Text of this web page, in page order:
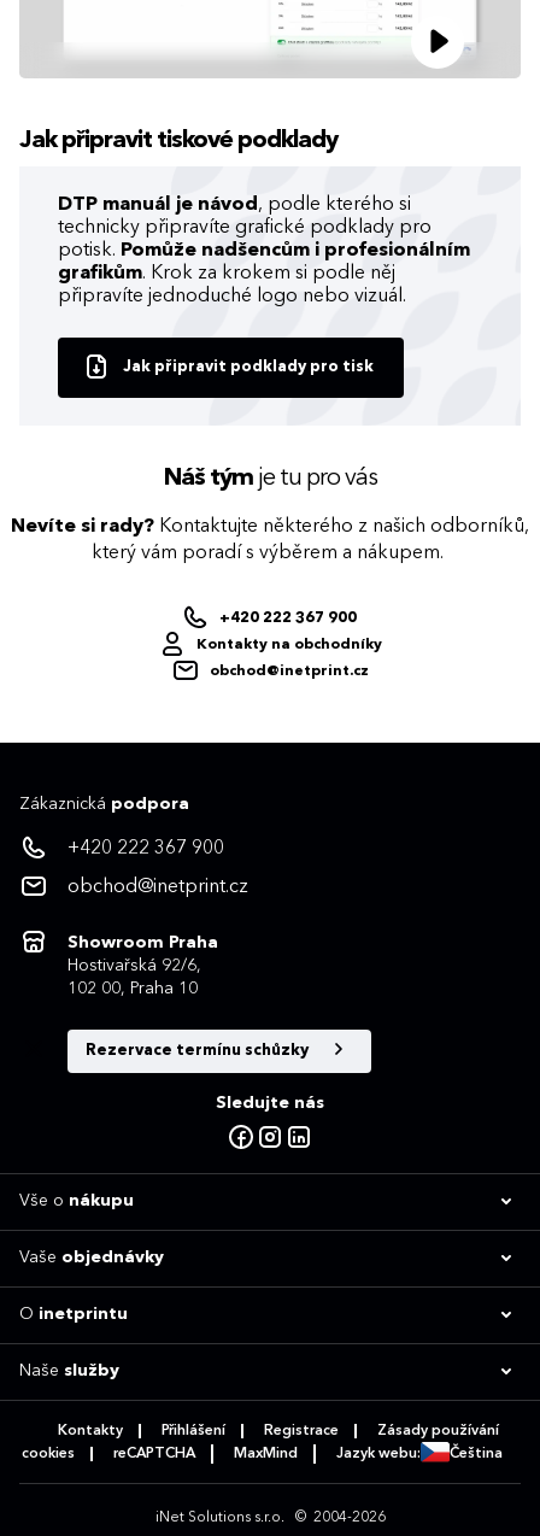
Jak připravit tiskové podklady
DTP manuál je návod , podle kterého si
technicky připravíte grafické podklady pro
potisk. Pomůže nadšencům i profesionálním
grafikům. Krok za krokem si podle něj
připravíte jednoduché logo nebo vizuál.
Jak připravit podklady pro tisk
Náš týmje tu pro vás
Nevíte si rady? Kontaktujte některého z našich odborníků,
který vám poradí s výběrem a nákupem.
+420 222 367 900
Kontakty na obchodníky
obchod@inetprint.cz
Zákaznická podpora
+420 222 367 900
obchod@inetprint.cz
Showroom Praha
Hostivařská 92/6,
102 00, Praha 10
Rezervace termínu schůzky
Sledujte nás
Vše o nákupu
Vaše objednávky
O inetprintu
Naše služby
Kontakty Přihlášení Registrace
Zásady používání
cookies
reCAPTCHA MaxMind Jazyk webu: Čeština
iNet Solutions s.r.o. © 2004-2026